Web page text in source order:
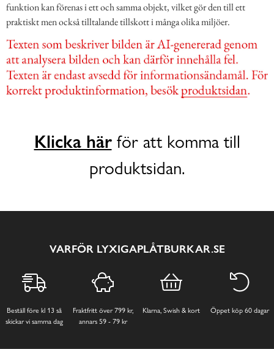
funktion kan förenas i ett och samma objekt, vilket gör den till ett
praktiskt men också tilltalande tillskott i många olika miljöer.
Klicka härför att komma till
produktsidan.
VARFÖR LYXIGAPLÅTBURKAR.SE
Beställ före kl 13 så
skickar vi samma dag
Fraktfritt över 799 kr,
annars 59 - 79 kr
Klarna, Swish & kort Öppet köp 60 dagar